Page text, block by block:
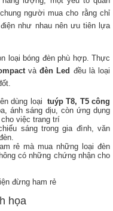
người mua cho rằng chỉ
như nhau nên ưu tiên lựa
loại bóng đèn phù hợp. Thực
vàđèn Led đều là loại
dùng loạituýp T8, T5 công
ánh sáng dịu, còn ứng dụng
việc trang trí
sáng trong gia đình, văn
rẻ mà mua những loại đèn
có những chứng nhận cho
họa